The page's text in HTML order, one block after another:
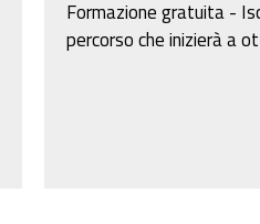
Formazione gratuita -
percorso che inizierà a